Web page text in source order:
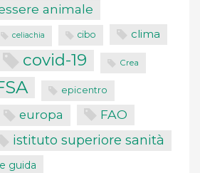
animale
celiachia cibo clima
covid-19 Crea
epicentro
europa FAO
istituto superiore sanità
guida